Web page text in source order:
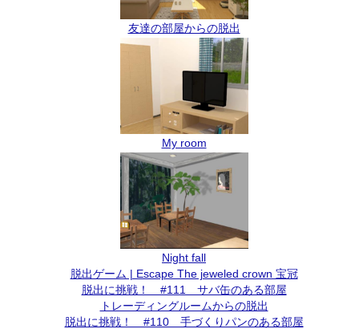
友達の部屋からの脱出
My room
Night fall
脱出ゲーム | Escape The jeweled crown 宝冠
脱出に挑戦！ #111 サバ缶のある部屋
トレーディングルームからの脱出
脱出に挑戦！ #110 手づくりパンのある部屋